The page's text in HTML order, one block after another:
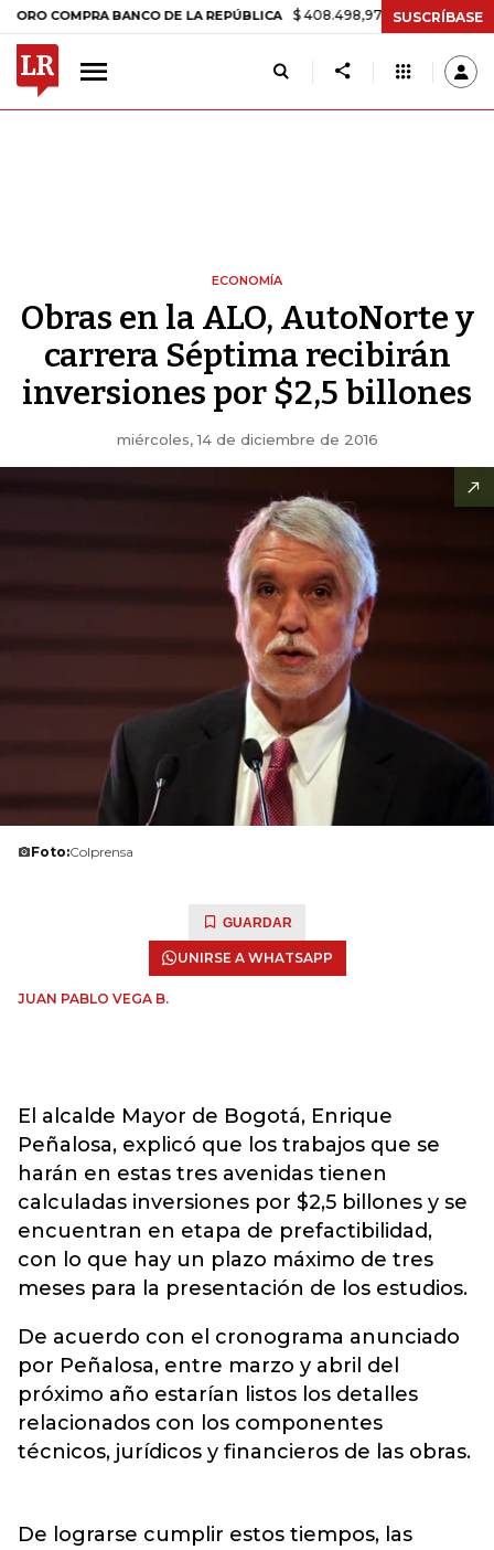
BANCO DE LA REPÚBLICA $ 408.498,97 +$ 8.753,81 +2,19%
SUSCRÍBASE
ECONOMÍA
Obras en la ALO, AutoNorte y
carrera Séptima recibirán
inversiones por $2,5 billones
miércoles, 14 de diciembre de 2016
Foto:Colprensa
GUARDAR
UNIRSE A WHATSAPP
JUAN PABLO VEGA B.
El alcalde Mayor de Bogotá, Enrique
Peñalosa, explicó que los trabajos que se
harán en estas tres avenidas tienen
calculadas inversiones por $2,5 billones y se
encuentran en etapa de prefactibilidad,
con lo que hay un plazo máximo de tres
meses para la presentación de los estudios.
De acuerdo con el cronograma anunciado
por Peñalosa, entre marzo y abril del
próximo año estarían listos los detalles
relacionados con los componentes
técnicos, jurídicos y financieros de las obras.
De lograrse cumplir estos tiempos, las